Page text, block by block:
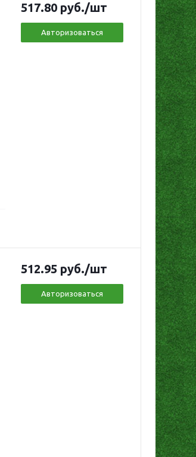
517.80 руб./шт
Авторизоваться
512.95 руб./шт
Авторизоваться